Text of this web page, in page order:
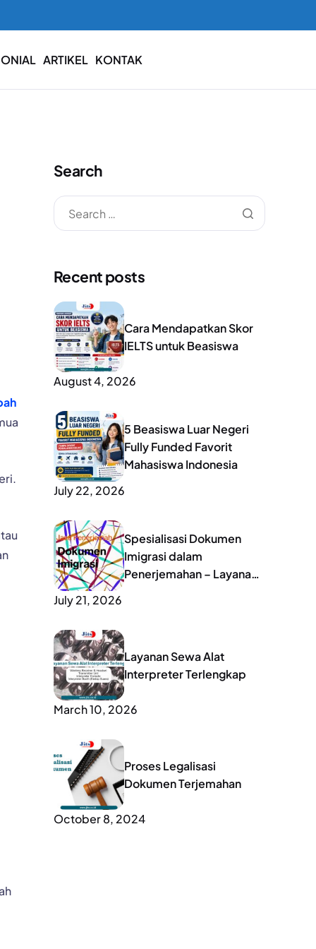
ARTIKEL KONTAK
Search
Recent posts
Cara Mendapatkan Skor
IELTS untuk Beasiswa
August 4, 2026
5 Beasiswa Luar Negeri
Fully Funded Favorit
Mahasiswa Indonesia
July 22, 2026
Spesialisasi Dokumen
Imigrasi dalam
Penerjemahan – Layanan
July 21, 2026
Layanan Sewa Alat
Interpreter Terlengkap
March 10, 2026
Proses Legalisasi
Dokumen Terjemahan
October 8, 2024